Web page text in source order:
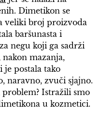
Dimetikon se
veliki broj proizvoda
baršunasta i
negu koji ga sadrži
mazanja,
je postala tako
naravno, zvuči sjajno.
Istražili smo
u kozmetici.